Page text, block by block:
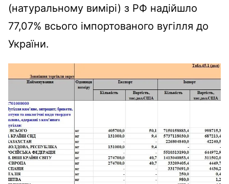
(натуральному вимірі) з РФ надійшло
77,07% всього імпортованого вугілля до
України.